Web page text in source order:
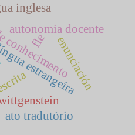
inglesa
estrangeira
autonomia docente
enunciación
fle
ato tradutório